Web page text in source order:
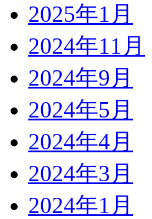
2025年1月
2024年11月
2024年9月
2024年5月
2024年4月
2024年3月
2024年1月